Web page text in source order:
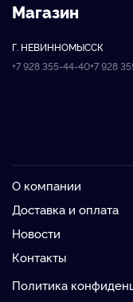
Магазин
Г. НЕВИННОМЫССК
+7 928 355-44-40+7 928
О компании
Доставка и оплата
Новости
Контакты
Политика